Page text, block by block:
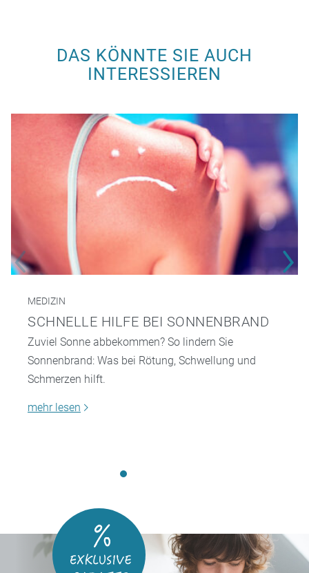
DAS KÖNNTE SIE AUCH
INTERESSIEREN
MEDIZIN
SCHNELLE HILFE BEI SONNENBRAND
Zuviel Sonne abbekommen? So lindern Sie
Sonnenbrand: Was bei Rötung, Schwellung und
Schmerzen hilft.
mehr lesen